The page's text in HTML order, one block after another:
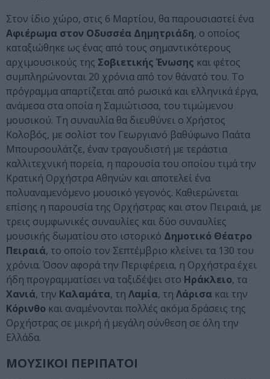
Στον ίδιο χώρο, στις 6 Μαρτίου, θα παρουσιαστεί ένα
Αφιέρωμα στον Οδυσσέα Δημητριάδη, ο οποίος
καταξιώθηκε ως ένας από τους σημαντικότερους
αρχιμουσικούς της Σοβιετικής Ένωσης και φέτος
συμπληρώνονται 20 χρόνια από τον θάνατό του. Το
πρόγραμμα απαρτίζεται από ρωσικά και ελληνικά έργα,
ανάμεσα στα οποία η Σαμιώτισσα, του τιμώμενου
μουσικού. Τη συναυλία θα διευθύνει ο Χρήστος
Κολοβός, με σολίστ τον Γεωργιανό βαθύφωνο Παάτα
Μπουρσουλάτζε, έναν τραγουδιστή με τεράστια
καλλιτεχνική πορεία, η παρουσία του οποίου τιμά την
Κρατική Ορχήστρα Αθηνών και αποτελεί ένα
πολυαναμενόμενο μουσικό γεγονός. Καθιερώνεται
επίσης η παρουσία της Ορχήστρας και στον Πειραιά, με
τρεις συμφωνικές συναυλίες και δύο συναυλίες
μουσικής δωματίου στο ιστορικό Δημοτικό Θέατρο
Πειραιά, το οποίο τον Σεπτέμβριο κλείνει τα 130 του
χρόνια. Όσον αφορά την Περιφέρεια, η Ορχήστρα έχει
ήδη προγραμματίσει να ταξιδέψει στο Ηράκλειο, τα
Χανιά, την Καλαμάτα, τη Λαμία, τη Λάρισα και την
Κόρινθο και αναμένονται πολλές ακόμα δράσεις της
Ορχήστρας σε μικρή ή μεγάλη σύνθεση σε όλη την
Ελλάδα.
ΜΟΥΣΙΚΟΙ ΠΕΡΙΠΑΤΟΙ